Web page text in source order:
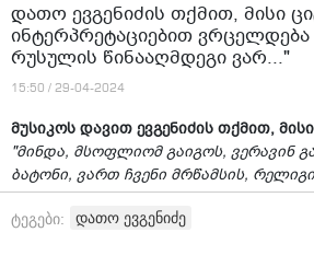
დათო ევგენიძის თქმით, მისი
ინტერპრეტაციებით
რუსულის წინააღმდეგი ვარ..."
15:50 / 29-04-2024
მუსიკოს დავით ევგენიძის თქმით,
"მინდა, მსოფლიომ გაიგოს, ვერავინ
ბატონი, ვართ ჩვენი მრწამსის,
მატარებლები. მადლობა, რომ
არასწორი ინტერპრეტაციებით
ტეგები: დათო ევგენიძე